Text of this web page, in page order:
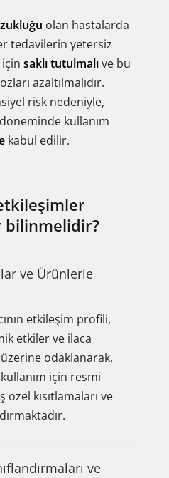
olan hastalarda
tedavilerin yetersiz
saklı tutulmalıve bu
azaltılmalıdır.
risk nedeniyle,
döneminde kullanım
kabul edilir.
bilinmelidir?
ve Ürünlerle
etkileşim profili,
etkiler ve ilaca
odaklanarak,
için resmi
kısıtlamaları ve
ve